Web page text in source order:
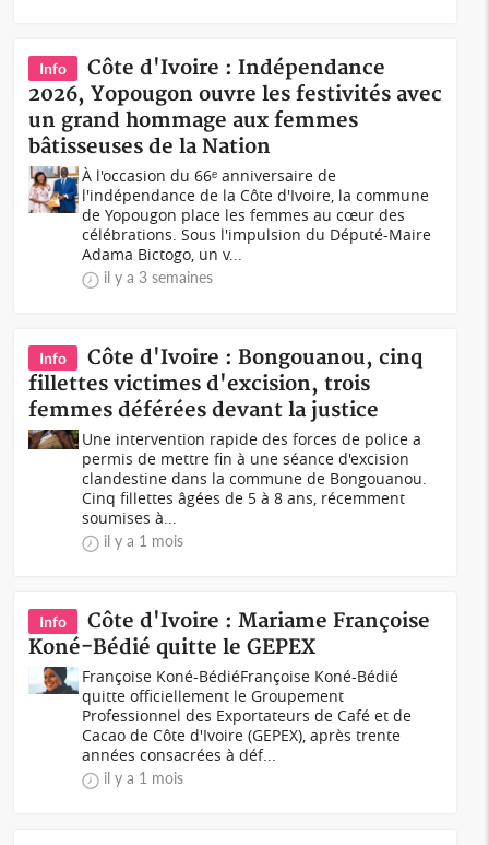
Info
Côte d'Ivoire : Indépendance
2026, Yopougon ouvre les festivités avec
un grand hommage aux femmes
bâtisseuses de la Nation
À l'occasion du 66ᵉ anniversaire de
l'indépendance de la Côte d'Ivoire, la commune
de Yopougon place les femmes au cœur des
célébrations. Sous l'impulsion du Député-Maire
Adama Bictogo, un v...
il y a 3 semaines
Info
Côte d'Ivoire : Bongouanou, cinq
fillettes victimes d'excision, trois
femmes déférées devant la justice
Une intervention rapide des forces de police a
permis de mettre fin à une séance d'excision
clandestine dans la commune de Bongouanou.
Cinq fillettes âgées de 5 à 8 ans, récemment
soumises à...
il y a 1 mois
Info
Côte d'Ivoire : Mariame Françoise
Koné-Bédié quitte le GEPEX
Françoise Koné-BédiéFrançoise Koné-Bédié
quitte officiellement le Groupement
Professionnel des Exportateurs de Café et de
Cacao de Côte d'Ivoire (GEPEX), après trente
années consacrées à déf...
il y a 1 mois